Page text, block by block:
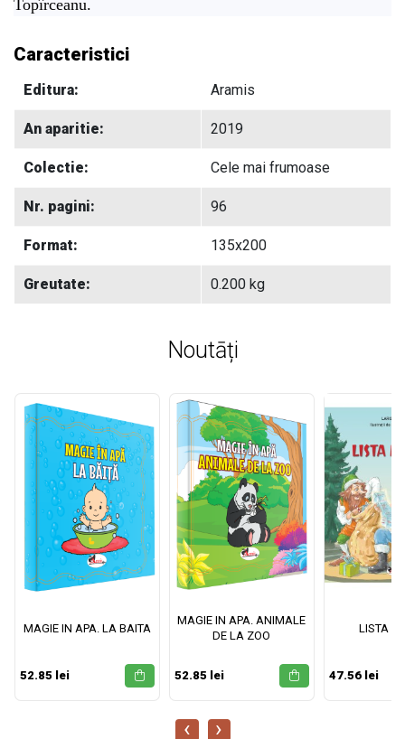
Topîrceanu.
Caracteristici
Editura: Aramis
An aparitie: 2019
Colectie: Cele mai frumoase
Nr. pagini: 96
Format: 135x200
Greutate: 0.200 kg
Noutāți
MAGIE IN APA. LA BAITA
52.85 lei
MAGIE IN APA. ANIMALE
DE LA ZOO
52.85 lei
LISTA
47.56 lei
‹ ›